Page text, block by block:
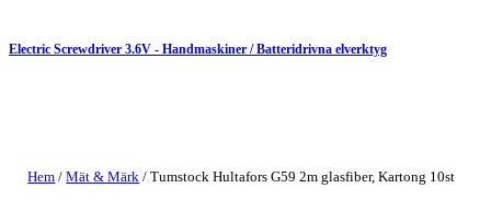
Electric Screwdriver 3.6V - Handmaskiner / Batteridrivna elverktyg
Hem /Mät & Märk / Tumstock Hultafors G59 2m glasfiber, Kartong 10st